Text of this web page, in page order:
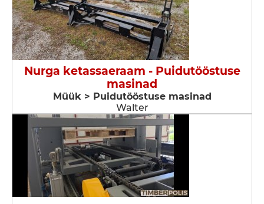
Nurga ketassaeraam - Puidutööstuse
masinad
Müük > Puidutööstuse masinad
Walter